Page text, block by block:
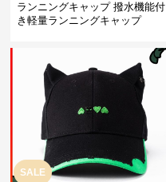
ランニングキャップ 撥水機能付
き軽量ランニングキャップ
SALE